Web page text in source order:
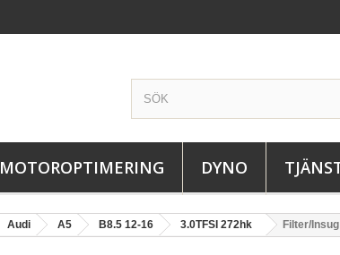
MOTOROPTIMERING DYNO
Audi A5 B8.5 12-16 3.0TFSI 272hk Filter/Insug